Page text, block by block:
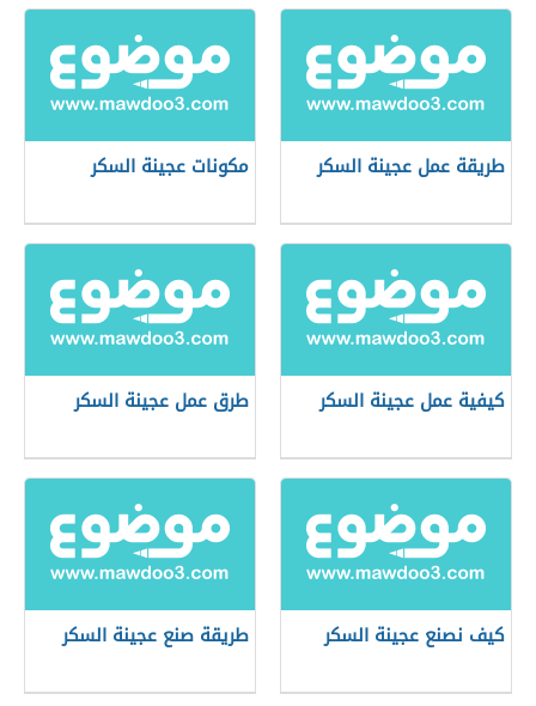
طريقة عمل عجينة السكر مكونات عجينة السكر
كيفية عمل عجينة السكر طرق عمل عجينة السكر
كيف نصنع عجينة السكر طريقة صنع عجينة السكر